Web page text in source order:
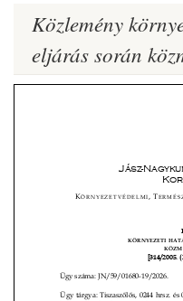
Közlemény
eljárás során